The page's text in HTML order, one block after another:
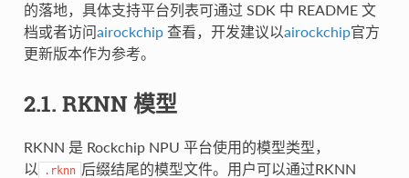
的落地，具体支持平台列表可通过 SDK 中 README 文
档或者访问airockchip查看，开发建议以airockchip官方
更新版本作为参考。
2.1. RKNN 模型
RKNN 是 Rockchip NPU 平台使用的模型类型，
以
.rknn 后缀结尾的模型文件。用户可以通过RKNN